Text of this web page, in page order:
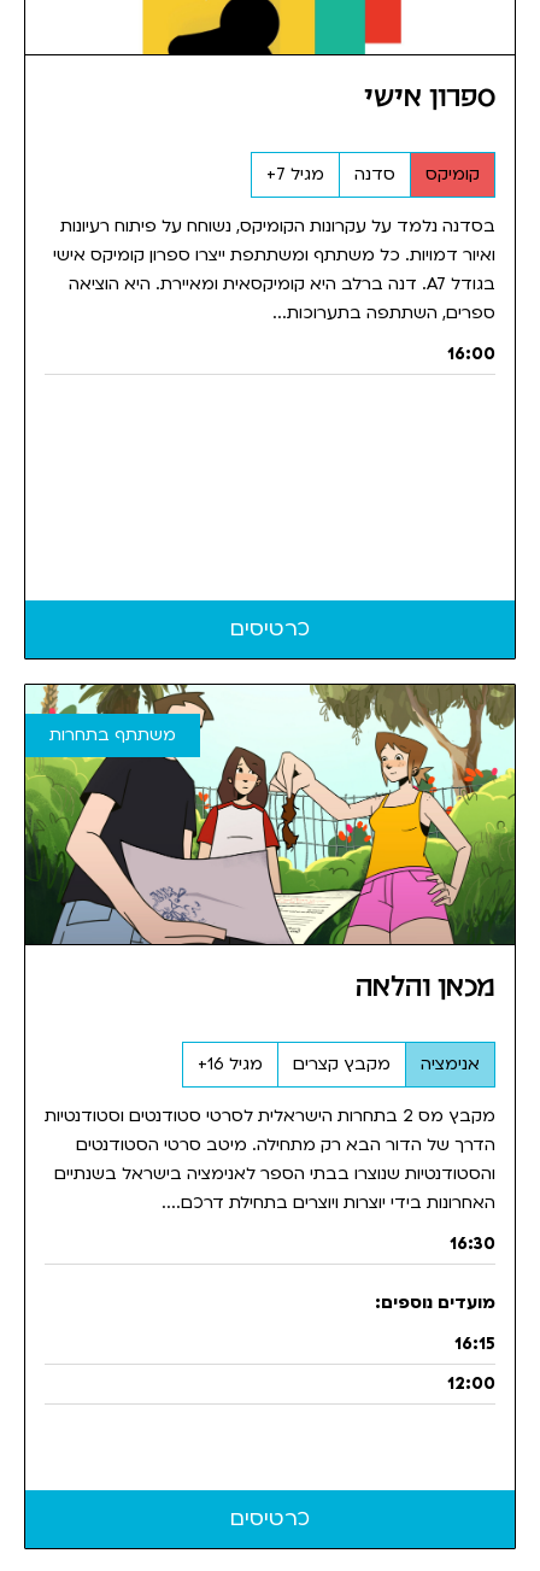
ספרון אישי
קומיקס סדנה מגיל 7+
בסדנה נלמד על עקרונות הקומיקס, נשוחח על פיתוח רעיונות
ואיור דמויות. כל משתתף ומשתתפת ייצרו ספרון קומיקס אישי
בגודל A7. דנה ברלב היא קומיקסאית ומאיירת. היא הוציאה
ספרים, השתתפה בתערוכות...
16:00
כרטיסים
משתתף בתחרות
מכאן והלאה
אנימציה מקבץ קצרים מגיל 16+
מקבץ מס 2 בתחרות הישראלית לסרטי סטודנטים וסטודנטיות
הדרך של הדור הבא רק מתחילה. מיטב סרטי הסטודנטים
והסטודנטיות שנוצרו בבתי הספר לאנימציה בישראל בשנתיים
האחרונות בידי יוצרות ויוצרים בתחילת דרכם....
16:30
16:15
12:00
כרטיסים